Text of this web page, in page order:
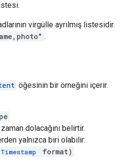
virgülle ayrılmış listesidir.
.
öğesinin bir örneğini içerir.
dolacağını belirtir.
yalnızca biri olabilir:
Timestamp format)